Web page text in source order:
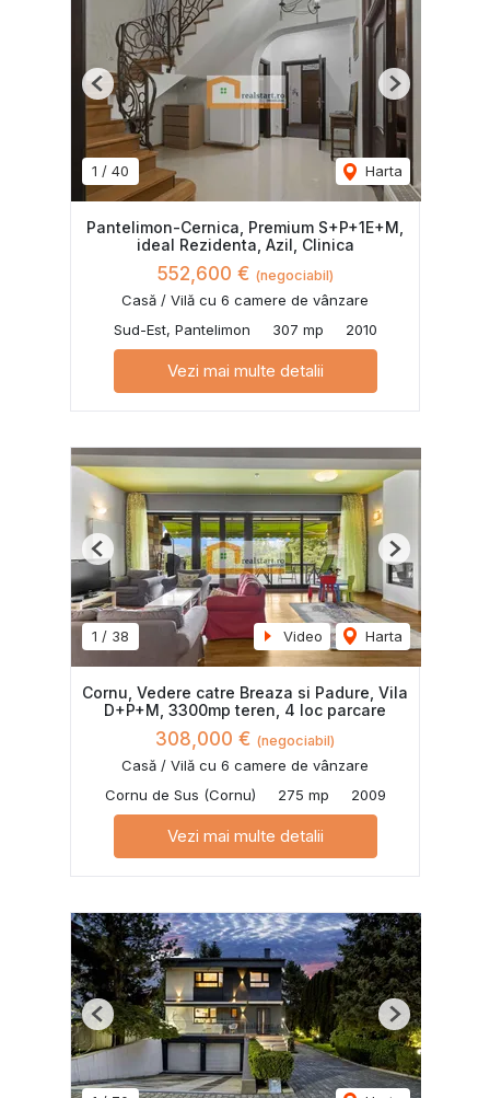
1 / 40 Harta
Previous Next
Pantelimon-Cernica, Premium S+P+1E+M,
ideal Rezidenta, Azil, Clinica
552,600 € (negociabil)
Casă / Vilă cu 6 camere de vânzare
Sud-Est, Pantelimon
307 mp 2010
Vezi mai multe detalii
1 / 38 Video Harta
Previous Next
Cornu, Vedere catre Breaza si Padure, Vila
D+P+M, 3300mp teren, 4 loc parcare
308,000 € (negociabil)
Casă / Vilă cu 6 camere de vânzare
Cornu de Sus (Cornu)
275 mp 2009
Vezi mai multe detalii
Previous Next